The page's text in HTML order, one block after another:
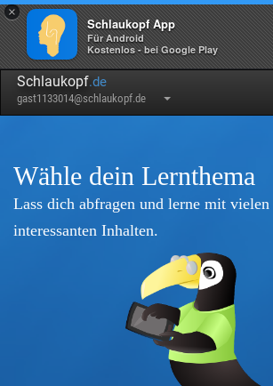
×
Schlaukopf App
Für Android
Kostenlos - bei Google Play
Schlaukopf.de
gast1133014@schlaukopf.de
Wähle dein Lernthema
Lass dich abfragen und lerne mit vielen
interessanten Inhalten.